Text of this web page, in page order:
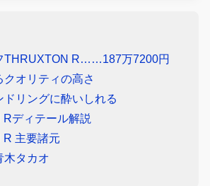
THRUXTON R……187万7200円
オリティの高さ
ドリングに酔いしれる
ディテール解説
主要諸元
木タカオ